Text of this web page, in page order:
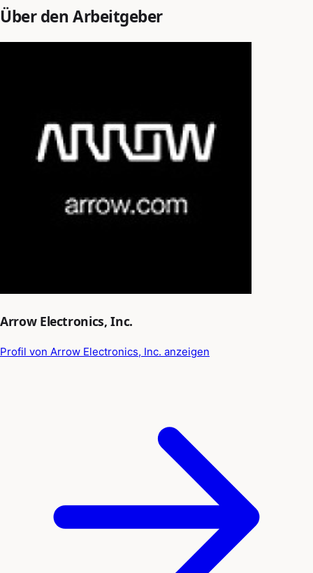
Über den Arbeitgeber
Arrow Electronics, Inc.
Profil von Arrow Electronics, Inc. anzeigen